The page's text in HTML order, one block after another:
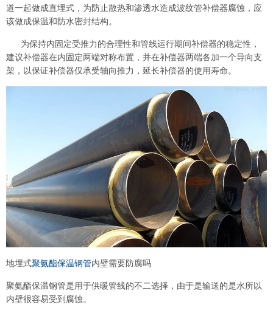
道一起做成直埋式，为防止散热和渗透水造成波纹管补偿器腐蚀，应
该做成保温和防水密封结构。
为保持内固定受推力的合理性和管线运行期间补偿器的稳定性，
建议补偿器在内固定两端对称布置，并在补偿器两端各加一个导向支
架，以保证补偿器仅承受轴向推力，延长补偿器的使用寿命。
地埋式聚氨酯保温钢管内壁需要防腐吗
聚氨酯保温钢管是用于供暖管线的不二选择，由于是输送的是水所以
内壁很容易受到腐蚀。